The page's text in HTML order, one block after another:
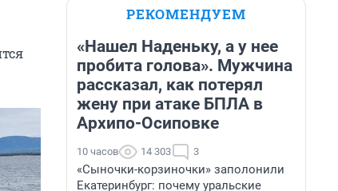
РЕКОМЕНДУЕМ
«Нашел Наденьку, а у нее
пробита голова». Мужчина
рассказал, как потерял
жену при атаке БПЛА в
Архипо-Осиповке
10 часов 14 303 3
«Сыночки-корзиночки» заполонили
Екатеринбург: почему уральские